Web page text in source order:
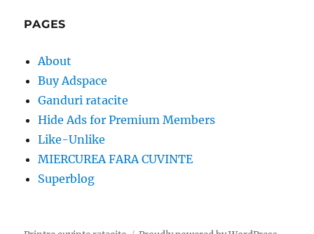
PAGES
About
Buy Adspace
Ganduri ratacite
Hide Ads for Premium Members
Like-Unlike
MIERCUREA FARA CUVINTE
Superblog